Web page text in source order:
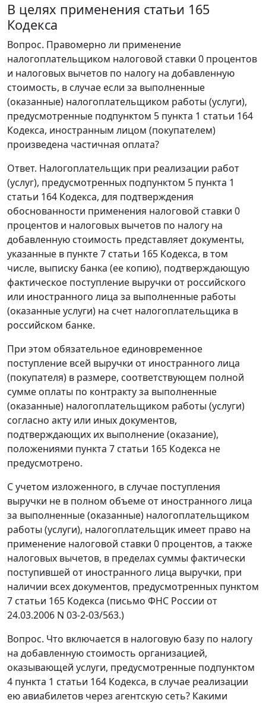
В целях применения статьи 165
Кодекса
Вопрос. Правомерно ли применение
налогоплательщиком налоговой ставки 0 процентов
и налоговых вычетов по налогу на добавленную
стоимость, в случае если за выполненные
(оказанные) налогоплательщиком работы (услуги),
предусмотренные подпунктом 5 пункта 1 статьи 164
Кодекса, иностранным лицом (покупателем)
произведена частичная оплата?
Ответ. Налогоплательщик при реализации работ
(услуг), предусмотренных подпунктом 5 пункта 1
статьи 164 Кодекса, для подтверждения
обоснованности применения налоговой ставки 0
процентов и налоговых вычетов по налогу на
добавленную стоимость представляет документы,
указанные в пункте 7 статьи 165 Кодекса, в том
числе, выписку банка (ее копию), подтверждающую
фактическое поступление выручки от российского
или иностранного лица за выполненные работы
(оказанные услуги) на счет налогоплательщика в
российском банке.
При этом обязательное единовременное
поступление всей выручки от иностранного лица
(покупателя) в размере, соответствующем полной
сумме оплаты по контракту за выполненные
(оказанные) налогоплательщиком работы (услуги)
согласно акту или иных документов,
подтверждающих их выполнение (оказание),
положениями пункта 7 статьи 165 Кодекса не
предусмотрено.
С учетом изложенного, в случае поступления
выручки не в полном объеме от иностранного лица
за выполненные (оказанные) налогоплательщиком
работы (услуги), налогоплательщик имеет право на
применение налоговой ставки 0 процентов, а также
налоговых вычетов, в пределах суммы фактически
поступившей от иностранного лица выручки, при
наличии всех документов, предусмотренных пунктом
7 статьи 165 Кодекса (письмо ФНС России от
24.03.2006 N 03-2-03/563.)
Вопрос. Что включается в налоговую базу по налогу
на добавленную стоимость организацией,
оказывающей услуги, предусмотренные подпунктом
4 пункта 1 статьи 164 Кодекса, в случае реализации
ею авиабилетов через агентскую сеть? Какими